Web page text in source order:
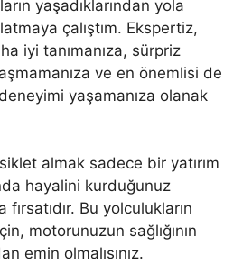
yaşadıklarından yola
çalıştım. Ekspertiz,
iyi tanımanıza, sürpriz
ve en önemlisi de
yaşamanıza olanak
almak sadece bir yatırım
hayalini kurduğunuz
Bu yolculukların
motorunuzun sağlığının
emin olmalısınız.